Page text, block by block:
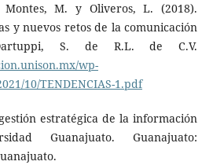
M. y Oliveros, L. (2018).
y nuevos retos de la comunicación
S. de R.L. de C.V.
wp-
10/TENDENCIAS-1.pdf
estratégica de la información
Guanajuato. Guanajuato: